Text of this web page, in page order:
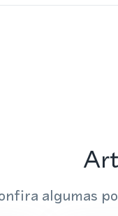
algumas